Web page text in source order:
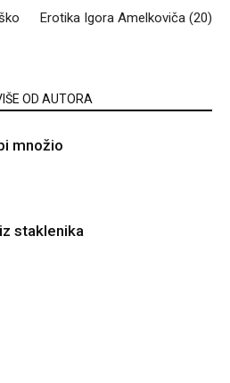
Erotika Igora Amelkoviča (20)
OD AUTORA
množio
staklenika